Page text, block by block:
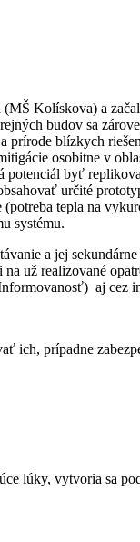
Kolískova) a
budov sa
prírode blízkych
osobitne v
potenciál byť
určité
tepla na
systému.
a jej
už realizované
aj cez
ich, prípadne
lúky, vytvoria sa